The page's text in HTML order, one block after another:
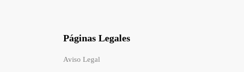
Páginas Legales
Aviso Legal